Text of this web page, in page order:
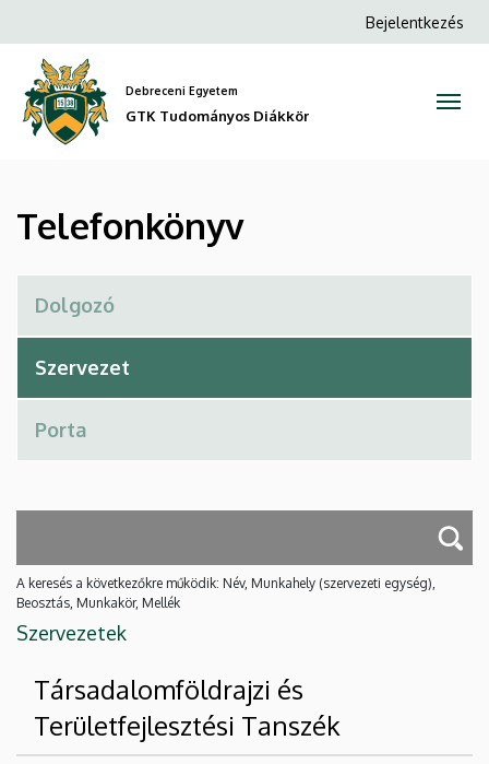
GTK
Tudományos
Diákkör
a
tartalomra
Anonim
Bejelentkezés
Debreceni Egyetem
GTK Tudományos Diákkör
Telefonkönyv
A keresés a következőkre működik: Név, Munkahely (szervezeti egység),
Beosztás, Munkakör, Mellék
Szervezetek
Társadalomföldrajzi és
Területfejlesztési Tanszék